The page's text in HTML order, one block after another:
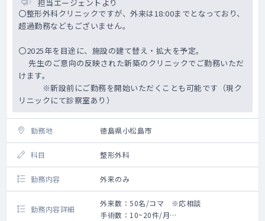
担当エージェントより
〇整形外科クリニックですが、外来は18:00までとなっており、
超過勤務などもございません。
〇2025年を目途に、施設の建て替え・拡大を予定。
先生のご意向の反映された新築のクリニックでご勤務いただ
けます。
※新設前にご勤務を開始いただくことも可能です（現ク
リニックにて診察室あり）
勤務地 徳島県小松島市
科目 整形外科
勤務内容 外来のみ
勤務内容詳細
外来数：50名/コマ ※応相談
手術数：10~20件/月